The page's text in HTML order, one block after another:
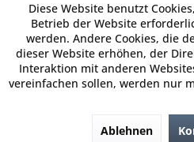
Diese Website benutzt
Betrieb der Website
werden. Andere Cookies, die
dieser Website erhöhen, der
Interaktion mit anderen
vereinfachen sollen, werden nur
Ablehnen